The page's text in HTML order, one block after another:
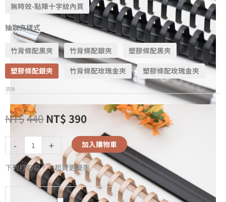
無時效-點陣十字紋內頁
抽取夾樣式
竹背條配黑夾 竹背條配銀夾 塑膠條配黑夾
塑膠條配銀夾 竹背條配玫瑰金夾 塑膠條配玫瑰金夾
清除
NT$440 NT$ 390
- + 加入購物車
下列打勾勾，一起買更優惠